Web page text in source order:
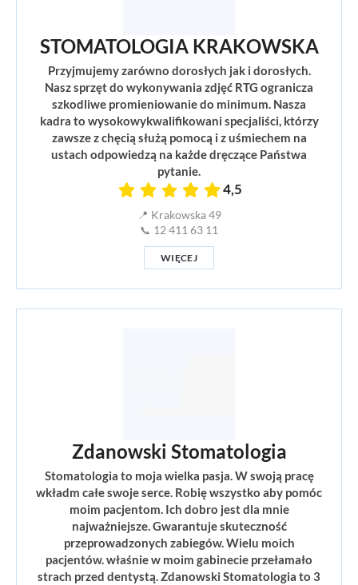
STOMATOLOGIA KRAKOWSKA
Przyjmujemy zarówno dorosłych jak i dorosłych.
Nasz sprzęt do wykonywania zdjęć RTG ogranicza
szkodliwe promieniowanie do minimum. Nasza
kadra to wysokowykwalifikowani specjaliści, którzy
zawsze z chęcią służą pomocą i z uśmiechem na
ustach odpowiedzą na każde dręczące Państwa
pytanie.
4,5
📍 Krakowska 49
📞 12 411 63 11
WIĘCEJ
Zdanowski Stomatologia
Stomatologia to moja wielka pasja. W swoją pracę
wkładm całe swoje serce. Robię wszystko aby pomóc
moim pacjentom. Ich dobro jest dla mnie
najważniejsze. Gwarantuje skuteczność
przeprowadzonych zabiegów. Wielu moich
pacjentów. właśnie w moim gabinecie przełamało
strach przed dentystą. Zdanowski Stomatologia to 3